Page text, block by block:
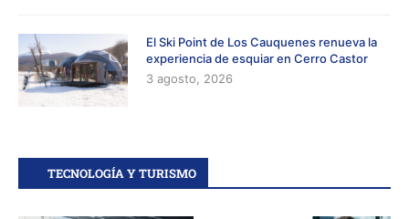
El Ski Point de Los Cauquenes renueva la
experiencia de esquiar en Cerro Castor
3 agosto, 2026
TECNOLOGÍA Y TURISMO